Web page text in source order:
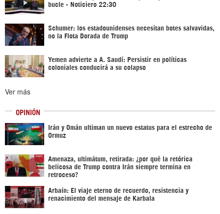
bucle - Noticiero 22:30
Schumer: los estadounidenses necesitan botes salvavidas,
no la Flota Dorada de Trump
Yemen advierte a A. Saudí: Persistir en políticas
coloniales conducirá a su colapso
Ver más
OPINIÓN
Irán y Omán ultiman un nuevo estatus para el estrecho de
Ormuz
Amenaza, ultimátum, retirada: ¿por qué la retórica
belicosa de Trump contra Irán siempre termina en
retroceso?
Arbaín: El viaje eterno de recuerdo, resistencia y
renacimiento del mensaje de Karbala